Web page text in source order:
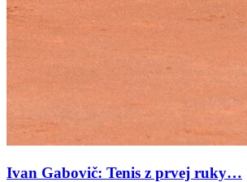
Ivan Gabovič: Tenis z prvej ruky…